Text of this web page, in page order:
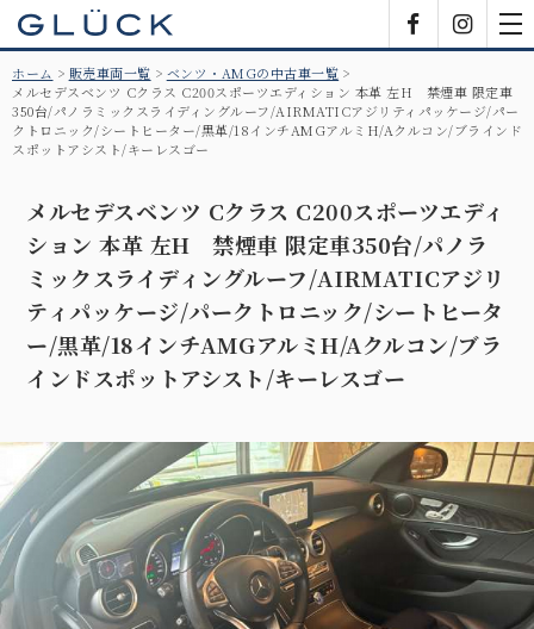
ホーム 販売車両一覧
ベンツ・AMGの中古車一覧
メルセデスベンツ Cクラス C200スポーツエディション 本革 左H 禁煙車 限定車
350台/パノラミックスライディングルーフ/AIRMATICアジリティパッケージ/パー
クトロニック/シートヒーター/黒革/18インチAMGアルミH/Aクルコン/ブラインド
スポットアシスト/キーレスゴー
メルセデスベンツ Cクラス C200スポーツエディ
ション 本革 左H 禁煙車 限定車350台/パノラ
ミックスライディングルーフ/AIRMATICアジリ
ティパッケージ/パークトロニック/シートヒータ
ー/黒革/18インチAMGアルミH/Aクルコン/ブラ
インドスポットアシスト/キーレスゴー